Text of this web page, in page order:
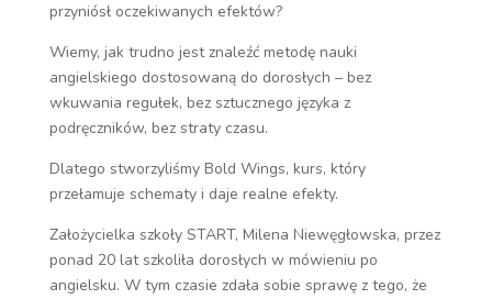
przyniósł oczekiwanych efektów?
Wiemy, jak trudno jest znaleźć metodę nauki
angielskiego dostosowaną do dorosłych – bez
wkuwania regułek, bez sztucznego języka z
podręczników, bez straty czasu.
Dlatego stworzyliśmy Bold Wings, kurs, który
przełamuje schematy i daje realne efekty.
Założycielka szkoły START, Milena Niewęgłowska, przez
ponad 20 lat szkoliła dorosłych w mówieniu po
angielsku. W tym czasie zdała sobie sprawę z tego, że